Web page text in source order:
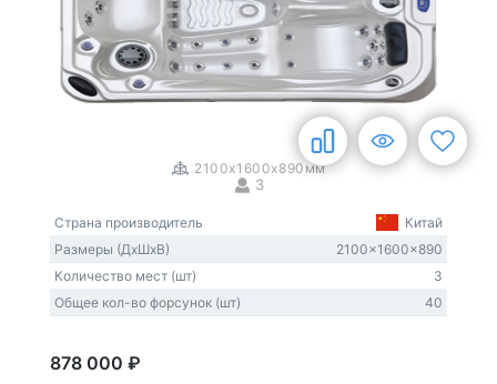
2100x1600x890мм
3
Страна производитель
Китай
Размеры (ДxШxВ)
2100x1600x890
Количество мест (шт)
3
Общее кол-во форсунок (шт)
40
878 000 ₽